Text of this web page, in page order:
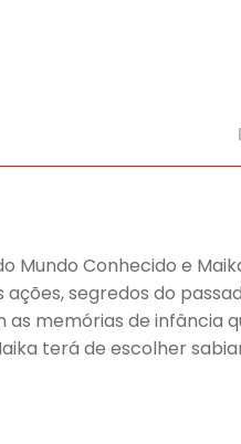
Mundo Conhecido e
ações, segredos do
as memórias de infância
terá de escolher